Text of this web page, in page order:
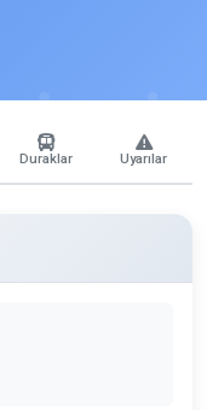
Duraklar Uyarılar